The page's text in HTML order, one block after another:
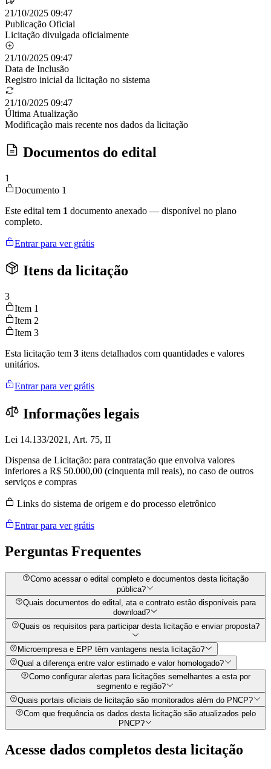
21/10/2025 09:47
Publicação Oficial
Licitação divulgada oficialmente
21/10/2025 09:47
Data de Inclusão
Registro inicial da licitação no sistema
21/10/2025 09:47
Última Atualização
Modificação mais recente nos dados da licitação
Documentos do edital
1
Documento 1
Este edital tem 1 documento anexado — disponível no plano
completo.
Entrar para ver grátis
Itens da licitação
3
Item 1
Item 2
Item 3
Esta licitação tem 3 itens detalhados com quantidades e valores
unitários.
Entrar para ver grátis
Informações legais
Lei 14.133/2021, Art. 75, II
Dispensa de Licitação: para contratação que envolva valores
inferiores a R$ 50.000,00 (cinquenta mil reais), no caso de outros
serviços e compras
Links do sistema de origem e do processo eletrônico
Entrar para ver grátis
Perguntas Frequentes
Como acessar o edital completo e documentos desta licitação
pública?
Quais documentos do edital, ata e contrato estão disponíveis para
download?
Quais os requisitos para participar desta licitação e enviar proposta?
Microempresa e EPP têm vantagens nesta licitação?
Qual a diferença entre valor estimado e valor homologado?
Como configurar alertas para licitações semelhantes a esta por
segmento e região?
Quais portais oficiais de licitação são monitorados além do PNCP?
Com que frequência os dados desta licitação são atualizados pelo
PNCP?
Acesse dados completos desta licitação